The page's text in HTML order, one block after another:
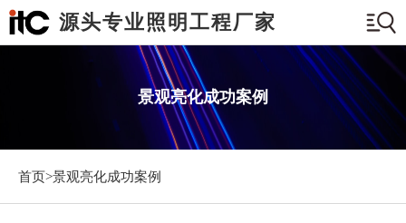
源头专业照明工程厂家
景观亮化成功案例
首页>景观亮化成功案例